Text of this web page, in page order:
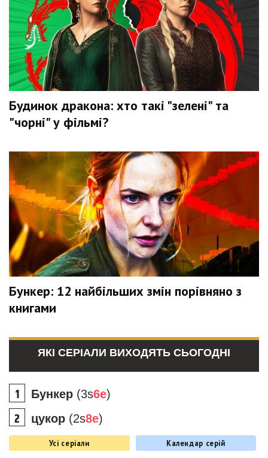
Будинок дракона: хто такі "зелені" та
"чорні" у фільмі?
Бункер: 12 найбільших змін порівняно з
книгами
ЯКІ СЕРІАЛИ ВИХОДЯТЬ СЬОГОДНІ
Бункер (3s6e)
цукор (2s8e)
Усі серіали Календар серій